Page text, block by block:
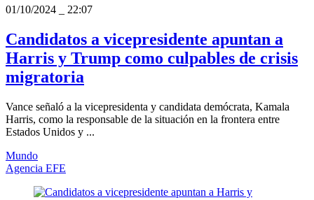
01/10/2024
22:07
Candidatos a vicepresidente apuntan a
Harris y Trump como culpables de crisis
migratoria
Vance señaló a la vicepresidenta y candidata demócrata, Kamala
Harris, como la responsable de la situación en la frontera entre
Estados Unidos y ...
Mundo
Agencia EFE